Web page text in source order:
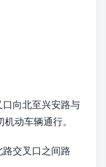
向北至兴安路与
动车辆通行。
交叉口之间路